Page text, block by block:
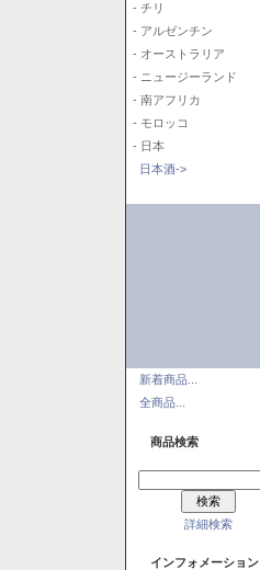
- チリ
- アルゼンチン
- オーストラリア
- ニュージーランド
- 南アフリカ
- モロッコ
- 日本
日本酒->
新着商品...
全商品...
商品検索
詳細検索
インフォメーション